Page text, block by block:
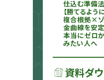
仕込む準備法
【勝てるよ
複合根拠×
金曲線を安
本当にゼロ
みたい人へ
資料ダ